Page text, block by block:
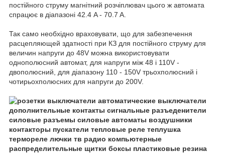
постійного струму магнітний розчіплювач цього ж автомата
спрацює в діапазоні 42.4 A - 70.7 A.
Так само необхідно враховувати, що для забезпечення
расцепляющей здатності при КЗ для постійного струму для
величин напруги до 48V можна використовувати
однополюсний автомат, для напруги між 48 і 110V -
двополюсний, для діапазону 110 - 150V трьохполюсний і
чотирьохполюсних для напруги до 200V.